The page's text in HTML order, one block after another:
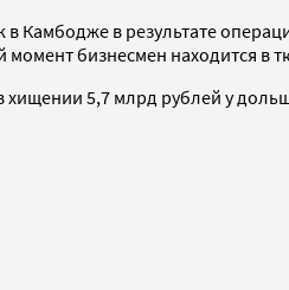
в Камбодже в результате
бизнесмен находится
5,7 млрд рублей у